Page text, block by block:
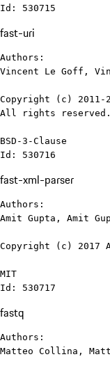
Id: 530715
fast-uri
Authors:
Vincent Le Goff,
Copyright (c) 2011-
All rights reserved.
BSD-3-Clause
Id: 530716
fast-xml-parser
Authors:
Amit Gupta, Amit
Copyright (c) 2017
MIT
Id: 530717
fastq
Authors:
Matteo Collina,